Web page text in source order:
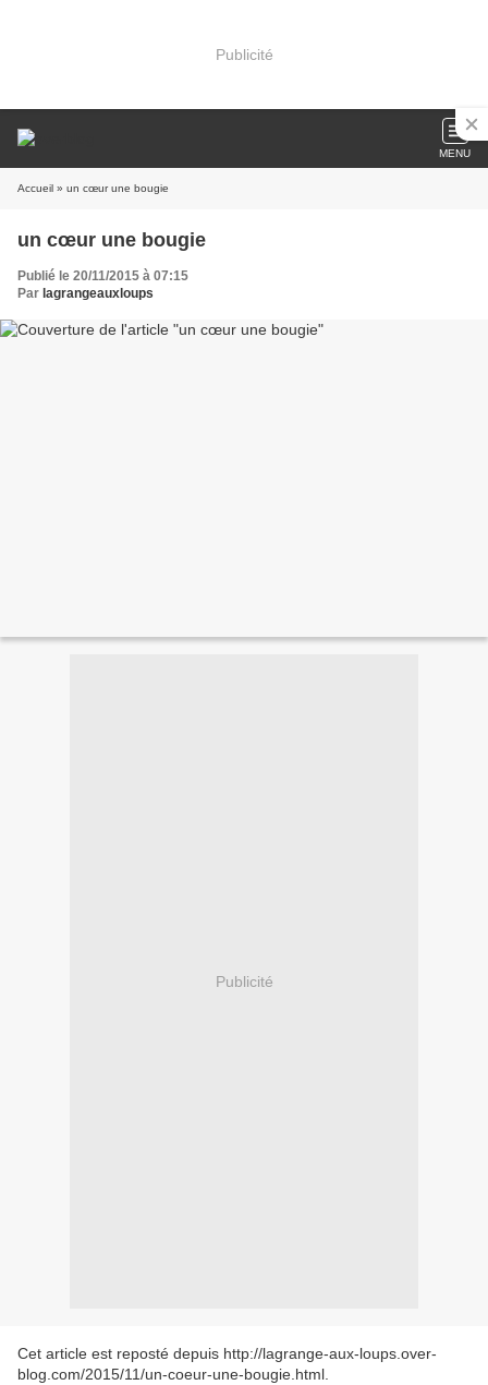
Publicité
MENU
Accueil » un cœur une bougie
un cœur une bougie
Publié le 20/11/2015 à 07:15
Par lagrangeauxloups
Publicité
Cet article est reposté depuis http://lagrange-aux-loups.over-
blog.com/2015/11/un-coeur-une-bougie.html